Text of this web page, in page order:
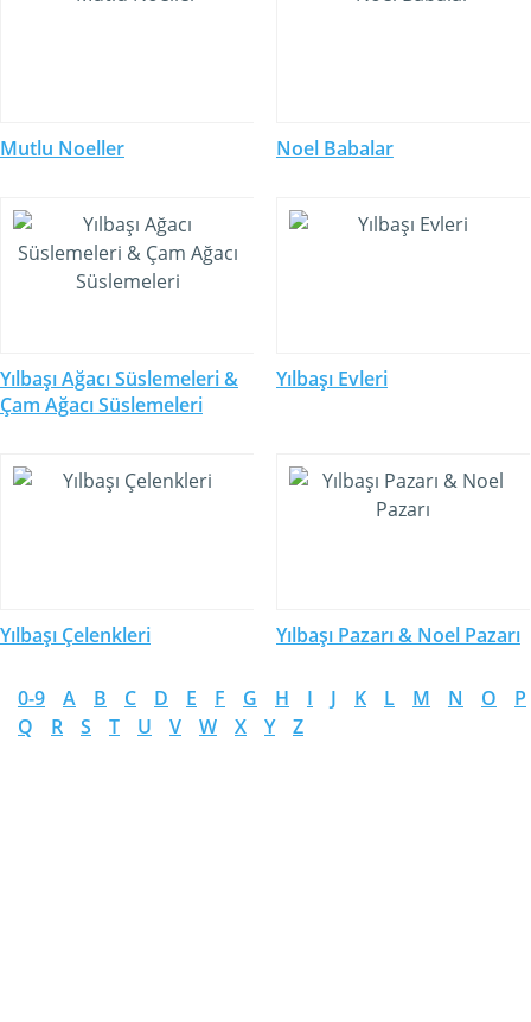
Mutlu Noeller Noel Babalar
Yılbaşı Ağacı Süslemeleri &
Çam Ağacı Süslemeleri
Yılbaşı Evleri
Yılbaşı Çelenkleri Yılbaşı Pazarı & Noel Pazarı
0-9 A B C D E F G H I J K L M N O
P
Q
R S T U V W X Y Z